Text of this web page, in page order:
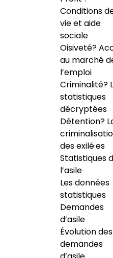
Conditions
vie et aide
sociale
Oisiveté?
au marché
l’emploi
Criminalité?
statistiques
décryptées
Détention?
des exilé·es
Statistiques
l’asile
Les données
statistiques
Demandes
d’asile
Évolution des
demandes